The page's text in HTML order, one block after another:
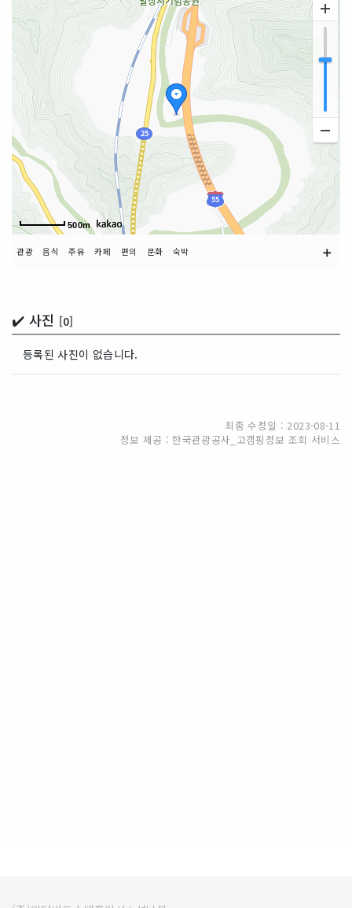
500m
관광 음식 주유 카페 편의 문화 숙박 ➕
✔️ 사진 [0]
등록된 사진이 없습니다.
최종 수정일 : 2023-08-11
정보 제공 : 한국관광공사_고캠핑정보 조회 서비스